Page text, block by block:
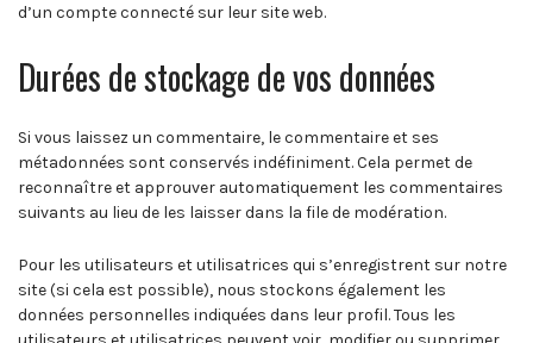
d’un compte connecté sur leur site web.
Durées de stockage de vos données
Si vous laissez un commentaire, le commentaire et ses
métadonnées sont conservés indéfiniment. Cela permet de
reconnaître et approuver automatiquement les commentaires
suivants au lieu de les laisser dans la file de modération.
Pour les utilisateurs et utilisatrices qui s’enregistrent sur notre
site (si cela est possible), nous stockons également les
données personnelles indiquées dans leur profil. Tous les